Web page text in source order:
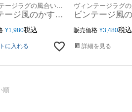
ビンテージ風のかすれを再現したアブストラクトデザインのおしゃれなキッチンマット Lumiera /約45x150cm 洗濯機で丸洗いOK 薄手で簡単お掃除＆軽くて畳めてラクラク収納 床暖ホットカーペット対応のオールシーズンOK [84411]
¥1,980税込
に入れる
販売価格 ¥3,480税込
詳細を見る
順